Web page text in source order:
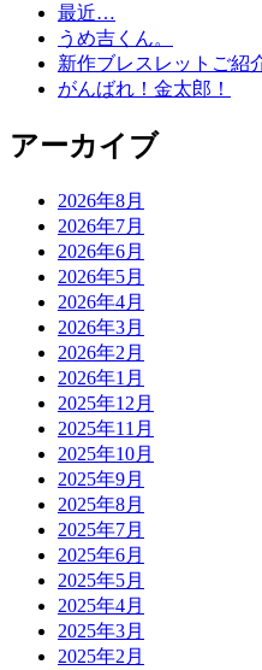
最近…
うめ吉くん。
新作ブレスレットご紹
がんばれ！金太郎！
アーカイブ
2026年8月
2026年7月
2026年6月
2026年5月
2026年4月
2026年3月
2026年2月
2026年1月
2025年12月
2025年11月
2025年10月
2025年9月
2025年8月
2025年7月
2025年6月
2025年5月
2025年4月
2025年3月
2025年2月